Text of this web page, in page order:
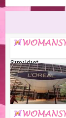
Simildiet